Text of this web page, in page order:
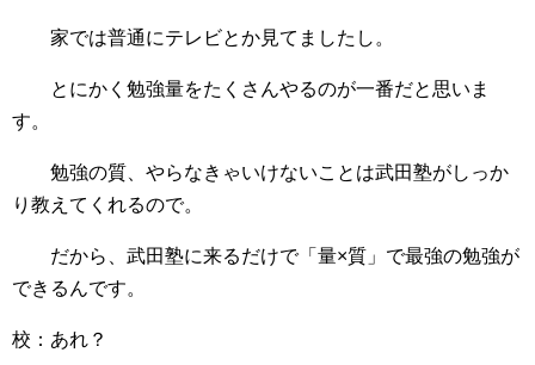
家では普通にテレビとか見てましたし。
とにかく勉強量をたくさんやるのが一番だと思いま
す。
勉強の質、やらなきゃいけないことは武田塾がしっか
り教えてくれるので。
だから、武田塾に来るだけで「量×質」で最強の勉強が
できるんです。
校：あれ？